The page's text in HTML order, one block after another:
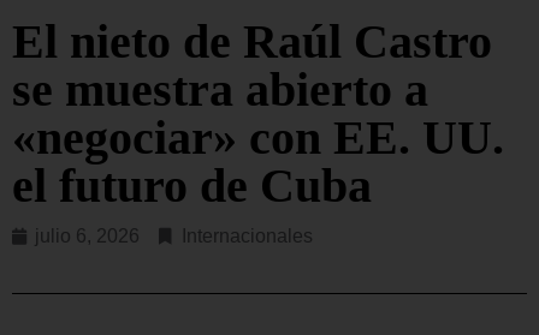
El nieto de Raúl Castro
se muestra abierto a
«negociar» con EE. UU.
el futuro de Cuba
julio 6, 2026 Internacionales